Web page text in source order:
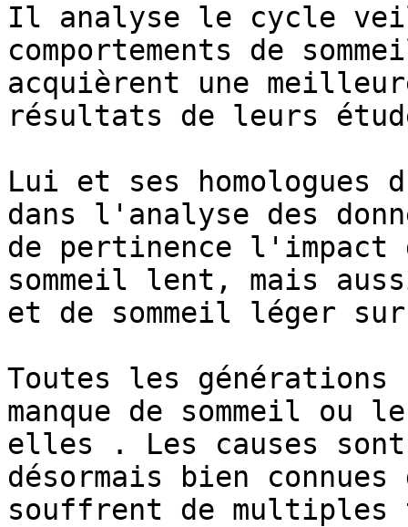
Il analyse le cycle
comportements de
acquièrent une
résultats de leurs
Lui et ses homologues
dans l'analyse des
de pertinence l'impact
sommeil lent, mais
et de sommeil léger
Toutes les générations
manque de sommeil
elles . Les causes
désormais bien
souffrent de multiples